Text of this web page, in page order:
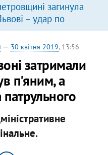
загинула
– удар по
— 30 квітня 2019, 13:56
затримали
п'яним, а